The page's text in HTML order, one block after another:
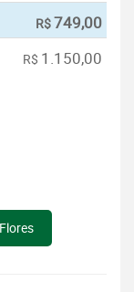
R$749,00
R$ 1.150,00